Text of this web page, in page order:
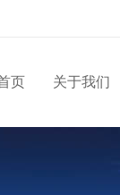
页 关于我们